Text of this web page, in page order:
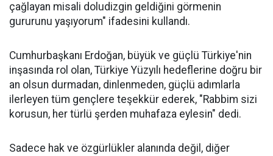
çağlayan misali doludizgin geldiğini görmenin
gururunu yaşıyorum" ifadesini kullandı.
Cumhurbaşkanı Erdoğan, büyük ve güçlü Türkiye'nin
inşasında rol olan, Türkiye Yüzyılı hedeflerine doğru bir
an olsun durmadan, dinlenmeden, güçlü adımlarla
ilerleyen tüm gençlere teşekkür ederek, "Rabbim sizi
korusun, her türlü şerden muhafaza eylesin" dedi.
Sadece hak ve özgürlükler alanında değil, diğer